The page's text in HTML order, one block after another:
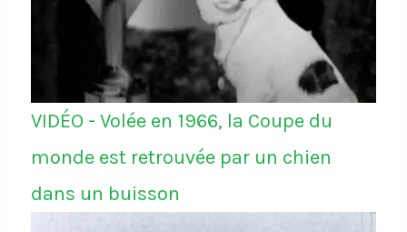
VIDÉO - Volée en 1966, la Coupe du
monde est retrouvée par un chien
dans un buisson